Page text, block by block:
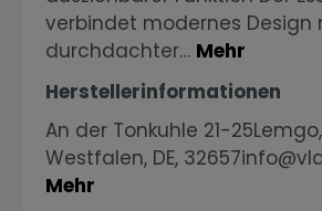
verbindet modernes Design
durchdachter… Mehr
Herstellerinformationen
An der Tonkuhle 21-
Westfalen, DE,
Mehr